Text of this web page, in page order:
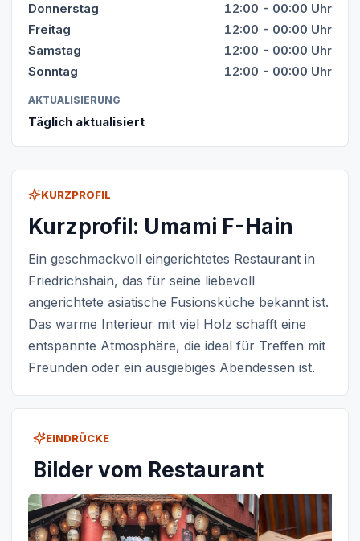
KURZPROFIL
Kurzprofil: Umami F-Hain
Ein geschmackvoll eingerichtetes Restaurant in
Friedrichshain, das für seine liebevoll
angerichtete asiatische Fusionsküche bekannt ist.
Das warme Interieur mit viel Holz schafft eine
entspannte Atmosphäre, die ideal für Treffen mit
Freunden oder ein ausgiebiges Abendessen ist.
EINDRÜCKE
Bilder vom Restaurant
Donnerstag
12:00 - 00:00 Uhr
Freitag
12:00 - 00:00 Uhr
Samstag
12:00 - 00:00 Uhr
Sonntag
12:00 - 00:00 Uhr
AKTUALISIERUNG
Täglich aktualisiert